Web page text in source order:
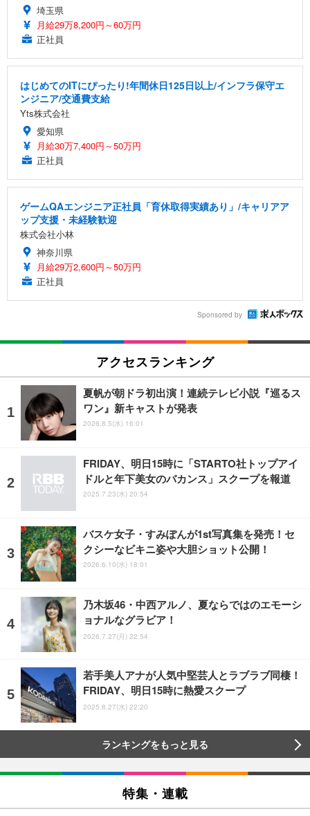
埼玉県
月給29万8,200円～60万円
正社員
はじめてのITにぴったり!年間休日125日以上/インフラ保守エ
ンジニア/交通費支給
Yts株式会社
愛知県
月給30万7,400円～50万円
正社員
ゲームQAエンジニア正社員「育休取得実績あり」/キャリアア
ップ支援・未経験歓迎
株式会社小林
神奈川県
月給29万2,600円～50万円
正社員
Sponsored by
アクセスランキング
夏帆が朝ドラ初出演！連続テレビ小説『巡るス
ワン』新キャストが発表
2026.8.5(水) 16:01
FRIDAY、明日15時に「STARTO社トップアイ
ドルと年下美女のバカンス」スクープを報道
2025.7.23(水) 20:54
バスケ女子・すみぽんが1st写真集を発売！セ
クシーなビキニ姿や大胆ショット公開！
2026.6.10(水) 18:01
乃木坂46・中西アルノ、夏ならではのエモーシ
ョナルなグラビア！
2026.7.27(月) 22:54
若手美人アナが人気中堅芸人とラブラブ同棲！
FRIDAY、明日15時に熱愛スクープ
2025.8.27(水) 22:20
ランキングをもっと見る
特集・連載